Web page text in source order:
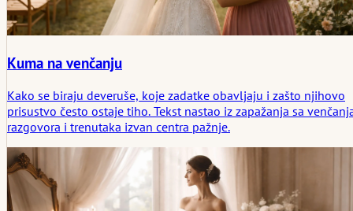
Kuma na venčanju
Kako se biraju deveruše, koje zadatke obavljaju i zašto njihovo
prisustvo često ostaje tiho. Tekst nastao iz zapažanja sa
razgovora i trenutaka izvan centra pažnje.